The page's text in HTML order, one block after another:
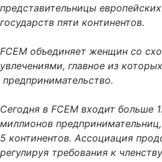
представительницы
государств пяти континентов.
FCEM объединяет женщин со
увлечениями, главное из
предпринимательство.
Сегодня в FCEM входит больше
миллионов
5 континентов. Ассоциация
регулируя требования к